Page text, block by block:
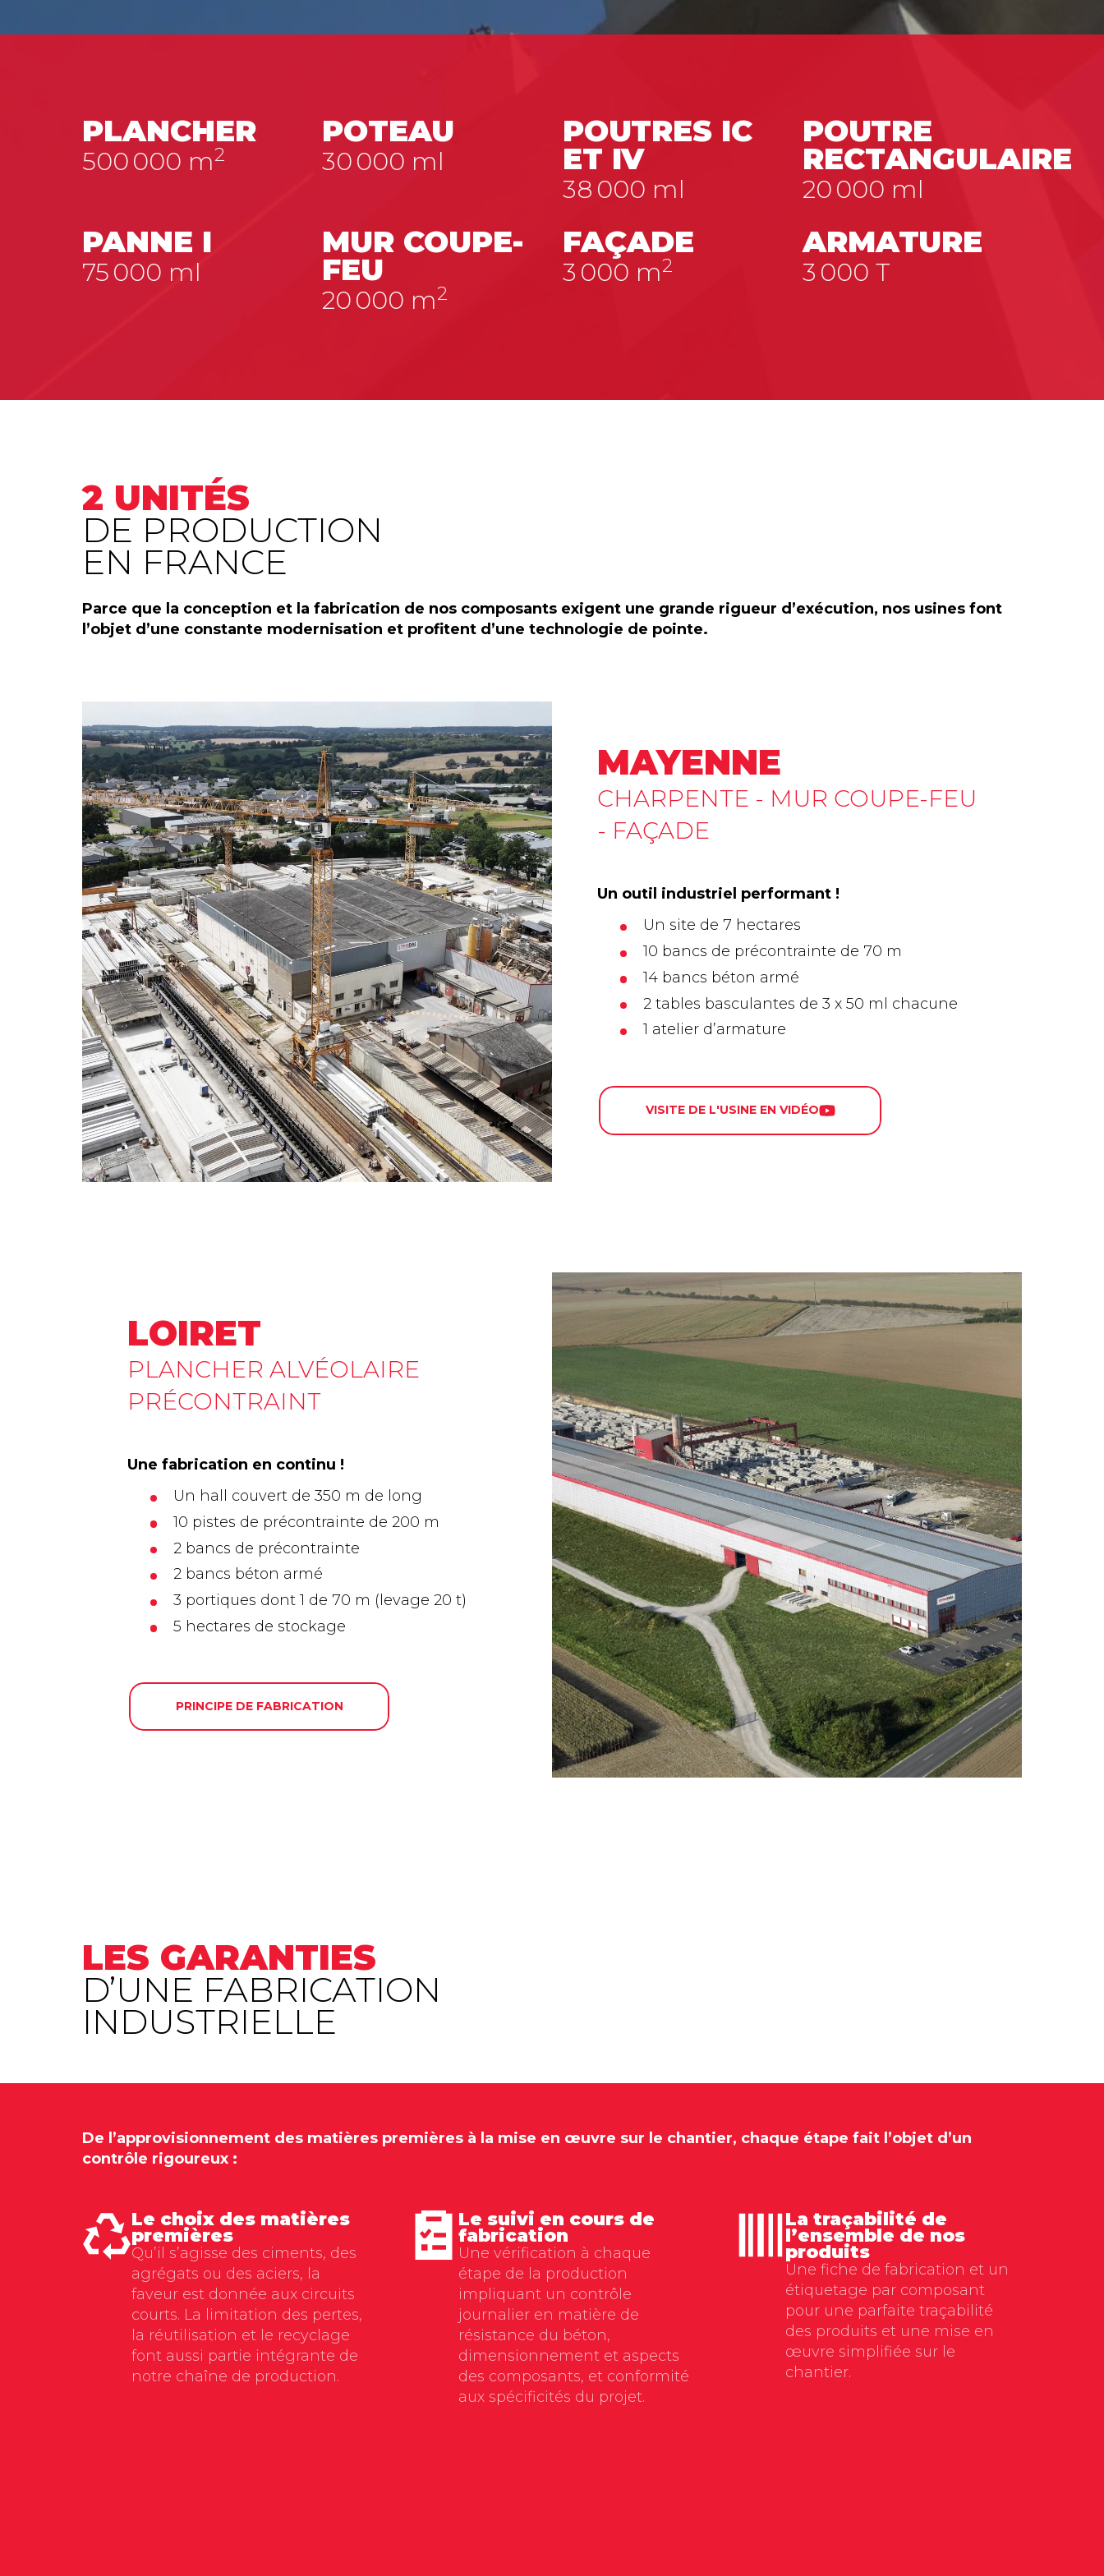
PLANCHER
500 000 m2
POTEAU
30 000 ml
POUTRES IC
ET IV
38 000 ml
POUTRE
RECTANGULAIRE
20 000 ml
PANNE I
75 000 ml
MUR COUPE-
FEU
20 000 m2
FAÇADE
3 000 m2
ARMATURE
3 000 T
2 UNITÉS
DE PRODUCTION
EN FRANCE
Parce que la conception et la fabrication de nos composants exigent une grande rigueur d’exécution, nos usines font
l’objet d’une constante modernisation et profitent d’une technologie de pointe.
MAYENNE
CHARPENTE - MUR COUPE-FEU
- FAÇADE
Un outil industriel performant !
Un site de 7 hectares
10 bancs de précontrainte de 70 m
14 bancs béton armé
2 tables basculantes de 3 x 50 ml chacune
1 atelier d’armature
VISITE DE L'USINE EN VIDÉO
LOIRET
PLANCHER ALVÉOLAIRE
PRÉCONTRAINT
Une fabrication en continu !
Un hall couvert de 350 m de long
10 pistes de précontrainte de 200 m
2 bancs de précontrainte
2 bancs béton armé
3 portiques dont 1 de 70 m (levage 20 t)
5 hectares de stockage
PRINCIPE DE FABRICATION
LES GARANTIES
D’UNE FABRICATION
INDUSTRIELLE
De l’approvisionnement des matières premières à la mise en œuvre sur le chantier, chaque étape fait l’objet d’un
contrôle rigoureux :
Le choix des matières
premières
Qu’il s’agisse des ciments, des
agrégats ou des aciers, la
faveur est donnée aux circuits
courts. La limitation des pertes,
la réutilisation et le recyclage
font aussi partie intégrante de
notre chaîne de production.
Le suivi en cours de
fabrication
Une vérification à chaque
étape de la production
impliquant un contrôle
journalier en matière de
résistance du béton,
dimensionnement et aspects
des composants, et conformité
aux spécificités du projet.
La traçabilité de
l’ensemble de nos
produits
Une fiche de fabrication et un
étiquetage par composant
pour une parfaite traçabilité
des produits et une mise en
œuvre simplifiée sur le
chantier.